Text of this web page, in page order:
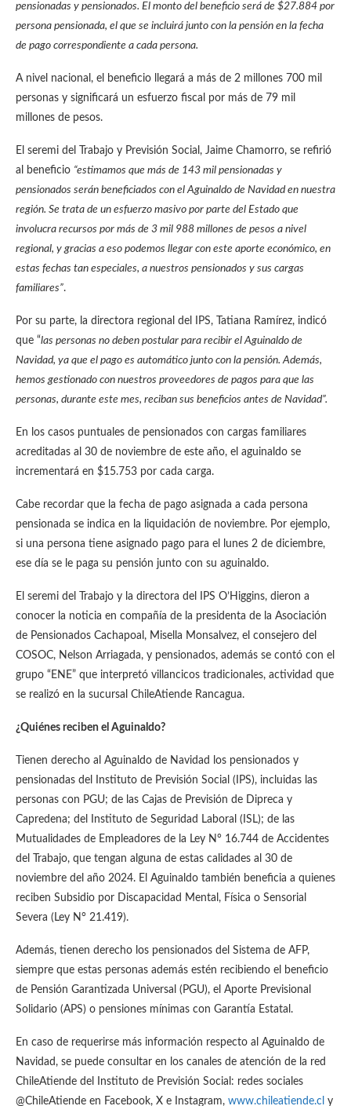
pensionadas y pensionados. El monto del beneficio será de $27.884 por
persona pensionada, el que se incluirá junto con la pensión en la fecha
de pago correspondiente a cada persona.
A nivel nacional, el beneficio llegará a más de 2 millones 700 mil
personas y significará un esfuerzo fiscal por más de 79 mil
millones de pesos.
El seremi del Trabajo y Previsión Social, Jaime Chamorro, se refirió
al beneficio “estimamos que más de 143 mil pensionadas y
pensionados serán beneficiados con el Aguinaldo de Navidad en nuestra
región. Se trata de un esfuerzo masivo por parte del Estado que
involucra recursos por más de 3 mil 988 millones de pesos a nivel
regional, y gracias a eso podemos llegar con este aporte económico, en
estas fechas tan especiales, a nuestros pensionados y sus cargas
familiares”.
Por su parte, la directora regional del IPS, Tatiana Ramírez, indicó
que “las personas no deben postular para recibir el Aguinaldo de
Navidad, ya que el pago es automático junto con la pensión. Además,
hemos gestionado con nuestros proveedores de pagos para que las
personas, durante este mes, reciban sus beneficios antes de Navidad”.
En los casos puntuales de pensionados con cargas familiares
acreditadas al 30 de noviembre de este año, el aguinaldo se
incrementará en $15.753 por cada carga.
Cabe recordar que la fecha de pago asignada a cada persona
pensionada se indica en la liquidación de noviembre. Por ejemplo,
si una persona tiene asignado pago para el lunes 2 de diciembre,
ese día se le paga su pensión junto con su aguinaldo.
El seremi del Trabajo y la directora del IPS O’Higgins, dieron a
conocer la noticia en compañía de la presidenta de la Asociación
de Pensionados Cachapoal, Misella Monsalvez, el consejero del
COSOC, Nelson Arriagada, y pensionados, además se contó con el
grupo “ENE” que interpretó villancicos tradicionales, actividad que
se realizó en la sucursal ChileAtiende Rancagua.
¿Quiénes reciben el Aguinaldo?
Tienen derecho al Aguinaldo de Navidad los pensionados y
pensionadas del Instituto de Previsión Social (IPS), incluidas las
personas con PGU; de las Cajas de Previsión de Dipreca y
Capredena; del Instituto de Seguridad Laboral (ISL); de las
Mutualidades de Empleadores de la Ley N° 16.744 de Accidentes
del Trabajo, que tengan alguna de estas calidades al 30 de
noviembre del año 2024. El Aguinaldo también beneficia a quienes
reciben Subsidio por Discapacidad Mental, Física o Sensorial
Severa (Ley N° 21.419).
Además, tienen derecho los pensionados del Sistema de AFP,
siempre que estas personas además estén recibiendo el beneficio
de Pensión Garantizada Universal (PGU), el Aporte Previsional
Solidario (APS) o pensiones mínimas con Garantía Estatal.
En caso de requerirse más información respecto al Aguinaldo de
Navidad, se puede consultar en los canales de atención de la red
ChileAtiende del Instituto de Previsión Social: redes sociales
@ChileAtiende en Facebook, X e Instagram, www.chileatiende.cl y